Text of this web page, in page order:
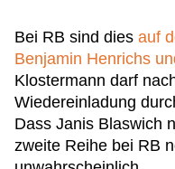
Bei RB sind dies auf
Benjamin Henrichs
Klostermann darf
Wiedereinladung
Dass Janis Blaswich
zweite Reihe bei RB